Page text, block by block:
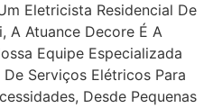
Eletricista Residencial De
A Atuance Decore É A
Equipe Especializada
Serviços Elétricos Para
Desde Pequenas